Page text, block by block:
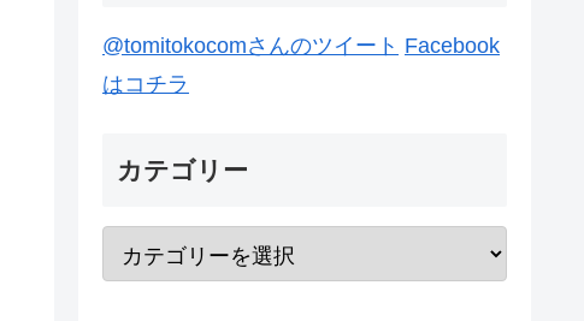
@tomitokocomさんのツイート Facebook
はコチラ
カテゴリー